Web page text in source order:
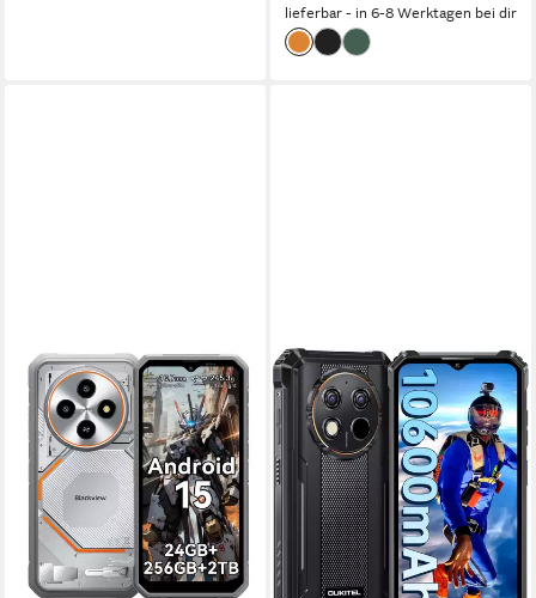
lieferbar - in 6-8 Werktagen bei dir
BLACKVIEW
FORT 2 Ultradünnes
Robustphone: Nur 10.7mm,
AI-Dreifachkamera Outdoor
Smartphone
256 GB Speicherkapazität
182,99 € UVP369,99 €
16,71 € mtl. in 12 Raten
OUKITEL
WP28S 4G 16+128GB
Outdoor Smartphone
16,56 cm/6.52 Zoll Bildschirmdiagonale
128 GB Speicherkapazität
13 MP Kamera
Produktdatenblatt
149,99 € UVP
199,99 €
13,70 €mtl. in 12 Raten